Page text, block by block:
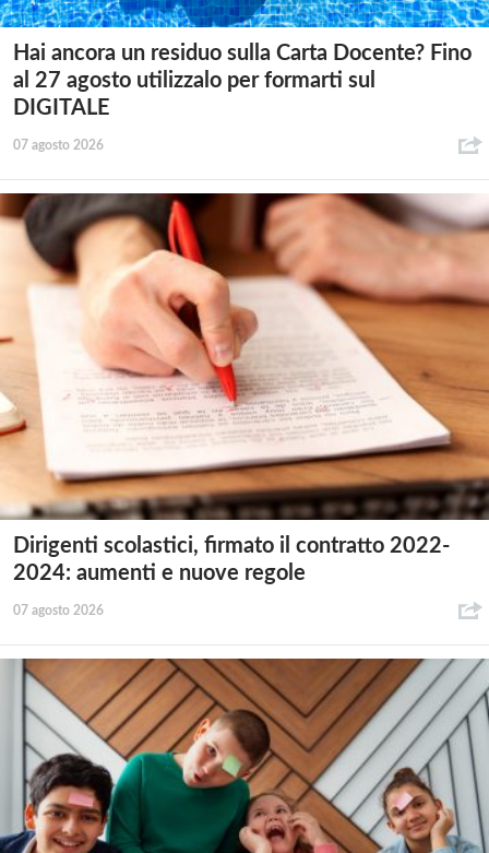
Hai ancora un residuo sulla Carta Docente? Fino
al 27 agosto utilizzalo per formarti sul
DIGITALE
07 agosto 2026
Dirigenti scolastici, firmato il contratto 2022-
2024: aumenti e nuove regole
07 agosto 2026